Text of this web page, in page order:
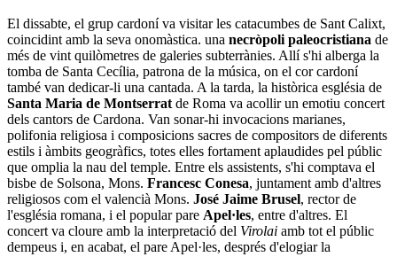
El dissabte, el grup cardoní va visitar les catacumbes de Sant Calixt,
coincidint amb la seva onomàstica. una necròpoli paleocristiana de
més de vint quilòmetres de galeries subterrànies. Allí s'hi alberga la
tomba de Santa Cecília, patrona de la música, on el cor cardoní
també van dedicar-li una cantada. A la tarda, la històrica església de
Santa Maria de Montserrat de Roma va acollir un emotiu concert
dels cantors de Cardona. Van sonar-hi invocacions marianes,
polifonia religiosa i composicions sacres de compositors de diferents
estils i àmbits geogràfics, totes elles fortament aplaudides pel públic
que omplia la nau del temple. Entre els assistents, s'hi comptava el
bisbe de Solsona, Mons. Francesc Conesa, juntament amb d'altres
religiosos com el valencià Mons. José Jaime Brusel, rector de
l'església romana, i el popular pare Apel·les, entre d'altres. El
concert va cloure amb la interpretació del Virolai amb tot el públic
dempeus i, en acabat, el pare Apel·les, després d'elogiar la